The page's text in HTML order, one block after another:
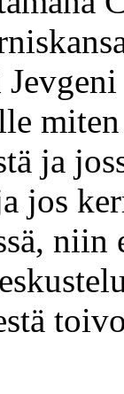
ja
jos
niin